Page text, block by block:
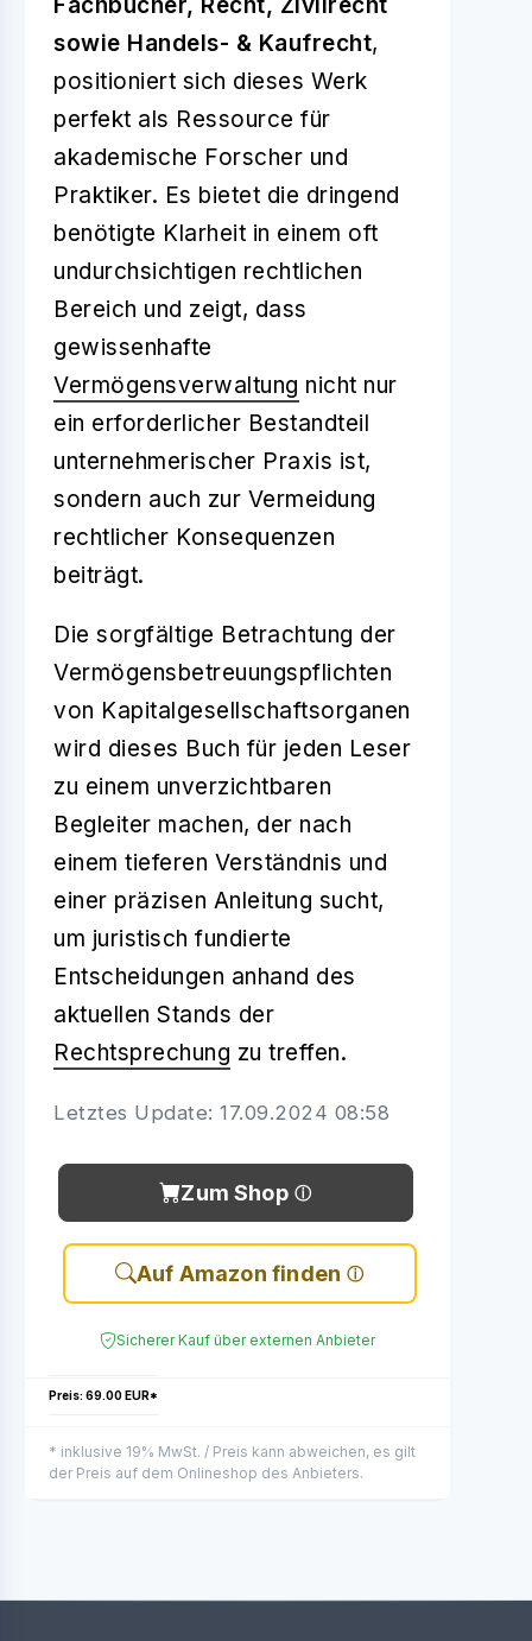
sowie Handels- & Kaufrecht,
positioniert sich dieses Werk
perfekt als Ressource für
akademische Forscher und
Praktiker. Es bietet die dringend
benötigte Klarheit in einem oft
undurchsichtigen rechtlichen
Bereich und zeigt, dass
gewissenhafte
Vermögensverwaltung nicht nur
ein erforderlicher Bestandteil
unternehmerischer Praxis ist,
sondern auch zur Vermeidung
rechtlicher Konsequenzen
beiträgt.
Die sorgfältige Betrachtung der
Vermögensbetreuungspflichten
von Kapitalgesellschaftsorganen
wird dieses Buch für jeden Leser
zu einem unverzichtbaren
Begleiter machen, der nach
einem tieferen Verständnis und
einer präzisen Anleitung sucht,
um juristisch fundierte
Entscheidungen anhand des
aktuellen Stands der
Rechtsprechung zu treffen.
Letztes Update: 17.09.2024 08:58
Zum Shop
Auf Amazon finden
Sicherer Kauf über externen Anbieter
Preis: 69.00 EUR*
* inklusive 19% MwSt. / Preis kann abweichen, es gilt
der Preis auf dem Onlineshop des Anbieters.